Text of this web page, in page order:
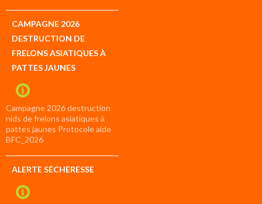
CAMPAGNE 2026
DESTRUCTION DE
FRELONS ASIATIQUES À
PATTES JAUNES
Campagne 2026 destruction
nids de frelons asiatiques à
pattes jaunes Protocole aide
BFC_2026
ALERTE SÉCHERESSE